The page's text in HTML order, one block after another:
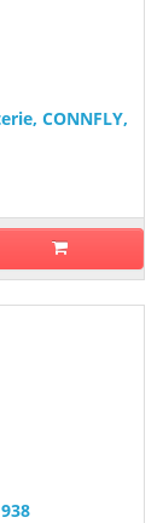
CONNFLY,